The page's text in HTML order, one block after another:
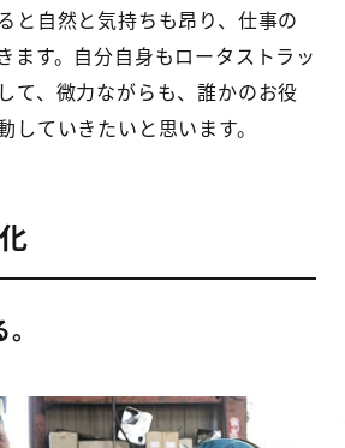
と自然と気持ちも昂り、仕事の
ます。自分自身もロータストラッ
て、微力ながらも、誰かのお役
していきたいと思います。